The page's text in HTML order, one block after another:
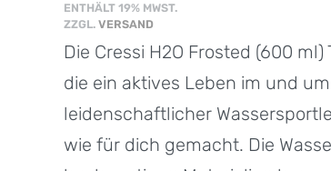
ENTHÄLT 19% MWST.
ZZGL. VERSAND
Die Cressi H2O Frosted (600
die ein aktives Leben im und
leidenschaftlicher
wie für dich gemacht. Die